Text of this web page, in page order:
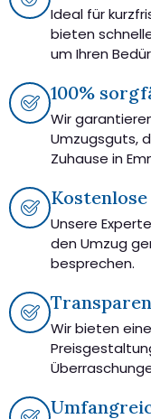
Ideal für
bieten
um Ihren
100%
Wir
Umzugsguts,
Zuhause in
Unsere
den Umzug
besprechen.
Wir bieten